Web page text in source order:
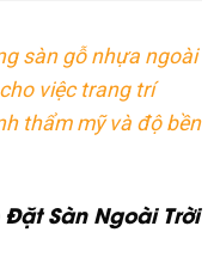
sàn gỗ nhựa ngoài
việc trang trí
thẩm mỹ và độ bền
Sàn Ngoài Trời